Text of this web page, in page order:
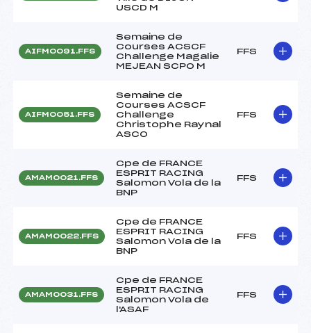
USCD M
AIFM0091.FFS
Semaine de
Courses ACSCF
Challenge Magalie
MEJEAN SCPO M
FFS
AIFM0051.FFS
Semaine de
Courses ACSCF
Challenge
Christophe Raynal
ASCO
FFS
AMAM0021.FFS
Cpe de FRANCE
ESPRIT RACING
Salomon Vola de la
BNP
FFS
AMAM0022.FFS
Cpe de FRANCE
ESPRIT RACING
Salomon Vola de la
BNP
FFS
AMAM0031.FFS
Cpe de FRANCE
ESPRIT RACING
Salomon Vola de
l'ASAF
FFS